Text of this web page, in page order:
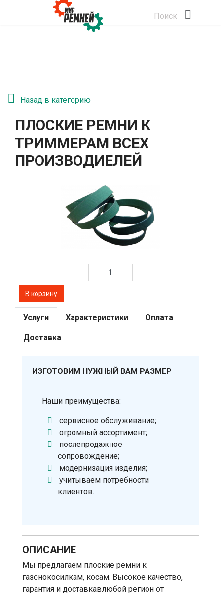
Поиск
Назад в категорию
ПЛОСКИЕ РЕМНИ К
ТРИММЕРАМ ВСЕХ
ПРОИЗВОДИЕЛЕЙ
Услуги Характеристики Оплата
Доставка
ИЗГОТОВИМ НУЖНЫЙ ВАМ РАЗМЕР
Наши преимущества:
сервисное обслуживание;
огромный ассортимент;
послепродажное
сопровождение;
модернизация изделия;
учитываем потребности
клиентов.
ОПИСАНИЕ
Мы предлагаем плоские ремни к
газонокосилкам, косам. Высокое качество,
гарантия и доставкавлюбой регион от